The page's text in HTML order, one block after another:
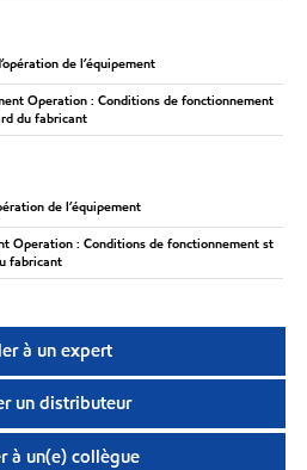
de l’équipement
Operation : Conditions de fonctionnement
du fabricant
de l’équipement
Operation : Conditions de fonctionnement st
fabricant
à un expert
un distributeur
à un(e) collègue